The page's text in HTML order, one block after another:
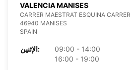
VALENCIA MANISES
CARRER MAESTRAT ESQUINA CARRER
46940 MANISES
SPAIN
الإثنين:
09:00 - 14:00
16:00 - 19:00